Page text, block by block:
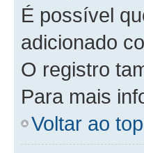
É possível
adicionado
O registro
Para mais
Voltar ao